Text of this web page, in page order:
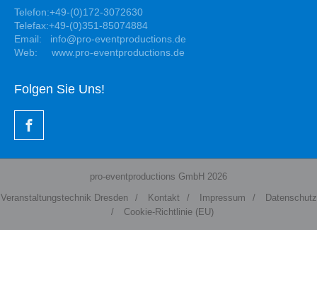
Telefon:+49-(0)172-3072630
Telefax:+49-(0)351-85074884
Email: info@pro-eventproductions.de
Web: www.pro-eventproductions.de
Folgen Sie Uns!
pro-eventproductions GmbH 2026
Veranstaltungstechnik Dresden
/ Kontakt / Impressum /
Datenschutz
/
Cookie-Richtlinie (EU)